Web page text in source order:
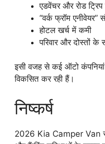
एडवेंचर और रोड
“वर्क फ्रॉम एनीवेयर”
होटल खर्च में कमी
परिवार और दोस्तों के
इसी वजह से कई ऑटो
विकसित कर रही हैं।
निष्कर्ष
2026 Kia Camper Van